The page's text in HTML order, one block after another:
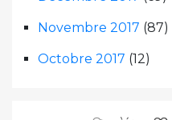
Novembre 2017 (87)
Octobre 2017 (12)